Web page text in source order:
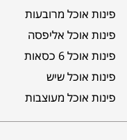
פינות אוכל מרובעות
פינות אוכל אליפסה
פינות אוכל 6 כסאות
פינות אוכל שיש
פינות אוכל מעוצבות